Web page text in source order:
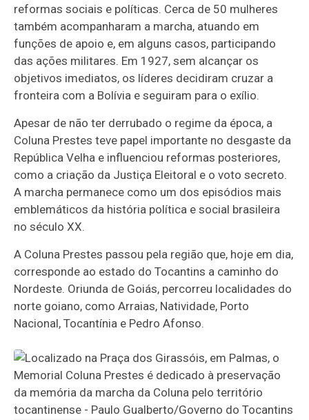
reformas sociais e políticas. Cerca de 50 mulheres
também acompanharam a marcha, atuando em
funções de apoio e, em alguns casos, participando
das ações militares. Em 1927, sem alcançar os
objetivos imediatos, os líderes decidiram cruzar a
fronteira com a Bolívia e seguiram para o exílio.
Apesar de não ter derrubado o regime da época, a
Coluna Prestes teve papel importante no desgaste da
República Velha e influenciou reformas posteriores,
como a criação da Justiça Eleitoral e o voto secreto.
A marcha permanece como um dos episódios mais
emblemáticos da história política e social brasileira
no século XX.
A Coluna Prestes passou pela região que, hoje em dia,
corresponde ao estado do Tocantins a caminho do
Nordeste. Oriunda de Goiás, percorreu localidades do
norte goiano, como Arraias, Natividade, Porto
Nacional, Tocantínia e Pedro Afonso.